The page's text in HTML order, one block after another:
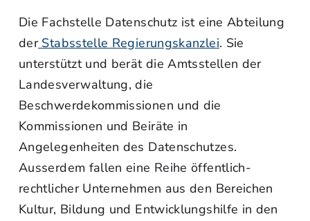
Die Fachstelle Datenschutz ist eine Abteilung
derStabsstelle Regierungskanzlei. Sie
unterstützt und berät die Amtsstellen der
Landesverwaltung, die
Beschwerdekommissionen und die
Kommissionen und Beiräte in
Angelegenheiten des Datenschutzes.
Ausserdem fallen eine Reihe öffentlich-
rechtlicher Unternehmen aus den Bereichen
Kultur, Bildung und Entwicklungshilfe in den